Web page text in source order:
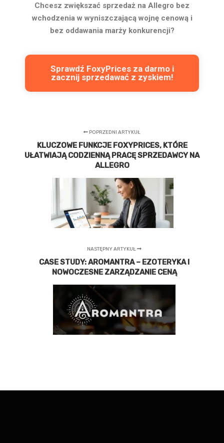
Chcesz zwiększać sprzedaż na Allegro bez
wchodzenia w wyniszczającą wojnę cenową i
bez oddawania marży konkurencji?
Sprawdź FoxyPrices za darmo i
zacznij sprzedawać z zyskiem!
POPRZEDNI ARTYKUŁ
KLUCZOWE FUNKCJE FOXYPRICES, KTÓRE
UŁATWIAJĄ CODZIENNĄ PRACĘ SPRZEDAWCY NA
ALLEGRO
NASTĘPNY ARTYKUŁ
CASE STUDY: AROMANTRA – EZOTERYKA I
NOWOCZESNE ZARZĄDZANIE CENĄ